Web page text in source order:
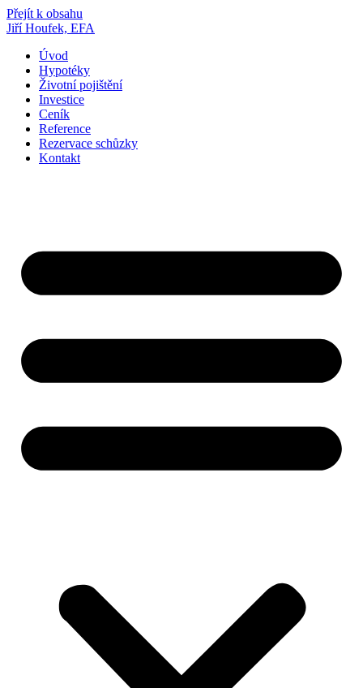
Přejít k obsahu
Jiří Houfek, EFA
Úvod
Hypotéky
Životní pojištění
Investice
Ceník
Reference
Rezervace schůzky
Kontakt